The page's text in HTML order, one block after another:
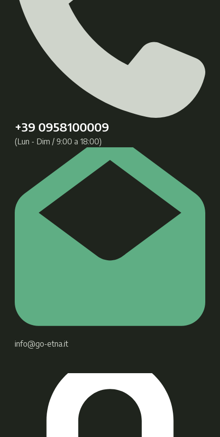
+39 0958100009
(Lun - Dim / 9:00 a 18:00)
info@go-etna.it